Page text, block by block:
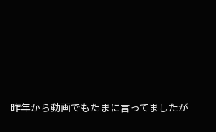
昨年から動画でもたまに言ってましたが